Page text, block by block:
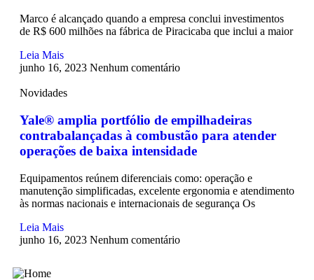
Marco é alcançado quando a empresa conclui investimentos
de R$ 600 milhões na fábrica de Piracicaba que inclui a maior
Leia Mais
junho 16, 2023 Nenhum comentário
Novidades
Yale® amplia portfólio de empilhadeiras
contrabalançadas à combustão para atender
operações de baixa intensidade
Equipamentos reúnem diferenciais como: operação e
manutenção simplificadas, excelente ergonomia e atendimento
às normas nacionais e internacionais de segurança Os
Leia Mais
junho 16, 2023 Nenhum comentário